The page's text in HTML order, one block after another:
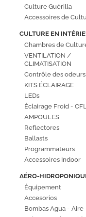
Culture Guérilla
Accessoires de
CULTURE EN
Chambres de
VENTILATION /
CLIMATISATION
Contrôle des odeurs
KITS ÉCLAIRAGE
LEDs
Éclairage Froid -
AMPOULES
Reflectores
Ballasts
Programmateurs
Accessoires Indoor
AÉRO-
Équipement
Accesorios
Bombas Agua - Aire